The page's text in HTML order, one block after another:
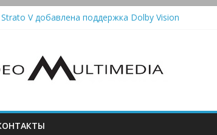
V добавлена поддержка Dolby Vision
виниловый автомат, дополненный
Ellipse: платформа R2 Electronics Platform и